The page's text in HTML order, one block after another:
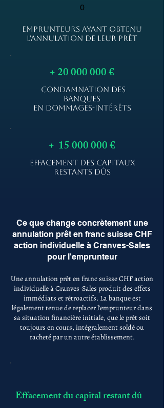
0
EMPRUNTEURS AYANT OBTENU
L'ANNULATION DE LEUR PRÊT
+20 000 000€
CONDAMNATION DES
BANQUES
EN DOMMAGES-INTÉRÊTS
+ 15 000 000€
EFFACEMENT DES CAPITAUX
RESTANTS DÛS
Ce que change concrètement une
annulation prêt en franc suisse CHF
action individuelle à Cranves-Sales
pour l'emprunteur
Une annulation prêt en franc suisse CHF action
individuelle à Cranves-Sales produit des effets
immédiats et rétroactifs. La banque est
légalement tenue de replacer l'emprunteur dans
sa situation financière initiale, que le prêt soit
toujours en cours, intégralement soldé ou
racheté par un autre établissement.
Effacement du capital restant dû